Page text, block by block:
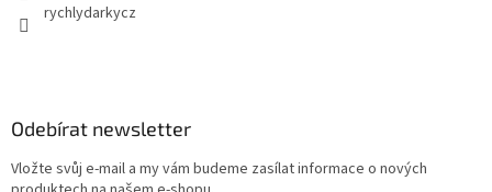
rychlydarkycz
Odebírat newsletter
Vložte svůj e-mail a my vám budeme zasílat informace o nových